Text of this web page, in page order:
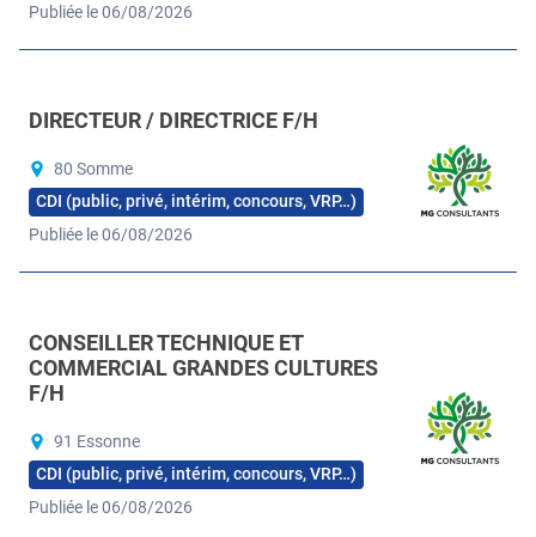
Publiée le 06/08/2026
DIRECTEUR / DIRECTRICE F/H
80 Somme
CDI (public, privé, intérim, concours, VRP…)
Publiée le 06/08/2026
CONSEILLER TECHNIQUE ET
COMMERCIAL GRANDES CULTURES
F/H
91 Essonne
CDI (public, privé, intérim, concours, VRP…)
Publiée le 06/08/2026